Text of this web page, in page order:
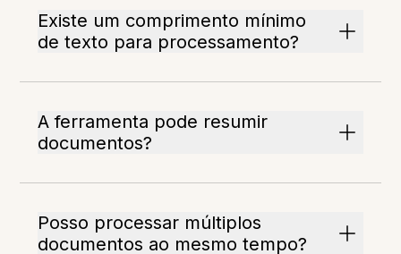
Existe um comprimento mínimo
de texto para processamento?
A ferramenta pode resumir
documentos?
Posso processar múltiplos
documentos ao mesmo tempo?